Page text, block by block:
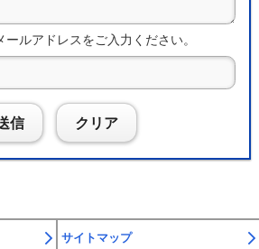
ールアドレスをご入力ください。
信 クリア
サイトマップ